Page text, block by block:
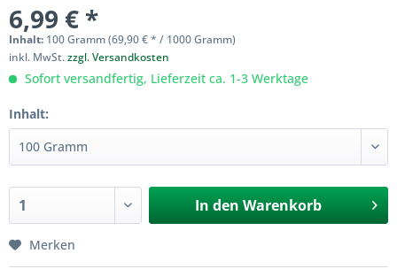
6,99 € *
Inhalt: 100 Gramm (69,90 € * / 1000 Gramm)
inkl. MwSt.zzgl. Versandkosten
Sofort versandfertig, Lieferzeit ca. 1-3 Werktage
Inhalt:
In den Warenkorb
Merken